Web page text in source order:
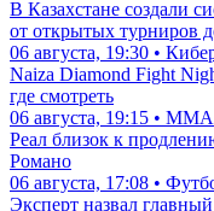
В Казахстане создали
от открытых турниров
06 августа, 19:30 •
Naiza Diamond Fight
где смотреть
06 августа, 19:15 • ММА
Реал близок к
Романо
06 августа, 17:08 •
Эксперт назвал